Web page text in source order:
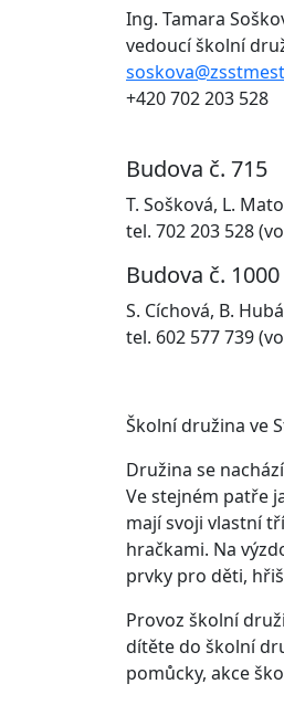
Ing. Tamara
vedoucí školní
+420 702 203 528
Budova č. 715
T. Sošková, L.
tel. 702 203 528
Budova č. 1000
S. Cíchová, B.
tel. 602 577 739
Školní družina ve
Družina se
Ve stejném patře
mají svoji vlastní
hračkami. Na
prvky pro děti,
Provoz školní
dítěte do školní
pomůcky, akce